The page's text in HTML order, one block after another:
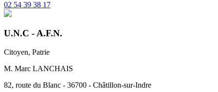
02 54 39 38 17
U.N.C - A.F.N.
Citoyen, Patrie
M. Marc LANCHAIS
82, route du Blanc - 36700 - Châtillon-sur-Indre